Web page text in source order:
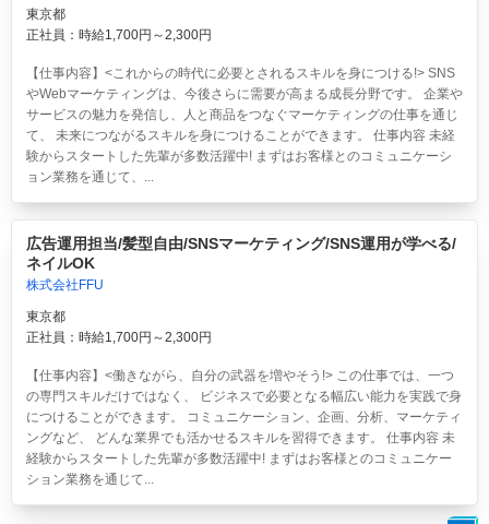
東京都
正社員：時給1,700円～2,300円
【仕事内容】<これからの時代に必要とされるスキルを身につける!> SNS
やWebマーケティングは、今後さらに需要が高まる成長分野です。 企業や
サービスの魅力を発信し、人と商品をつなぐマーケティングの仕事を通じ
て、 未来につながるスキルを身につけることができます。 仕事内容 未経
験からスタートした先輩が多数活躍中! まずはお客様とのコミュニケーシ
ョン業務を通じて、...
広告運用担当/髪型自由/SNSマーケティング/SNS運用が学べる/
ネイルOK
株式会社FFU
東京都
正社員：時給1,700円～2,300円
【仕事内容】<働きながら、自分の武器を増やそう!> この仕事では、一つ
の専門スキルだけではなく、 ビジネスで必要となる幅広い能力を実践で身
につけることができます。 コミュニケーション、企画、分析、マーケティ
ングなど、 どんな業界でも活かせるスキルを習得できます。 仕事内容 未
経験からスタートした先輩が多数活躍中! まずはお客様とのコミュニケー
ション業務を通じて...